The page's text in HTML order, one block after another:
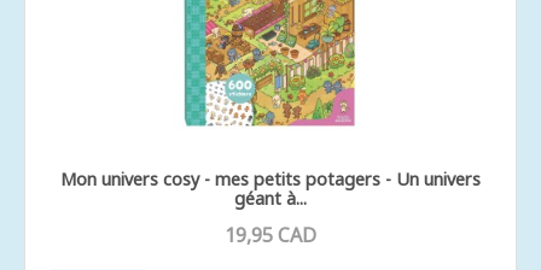
Mon univers cosy - mes petits potagers - Un univers
géant à...
19,95 CAD